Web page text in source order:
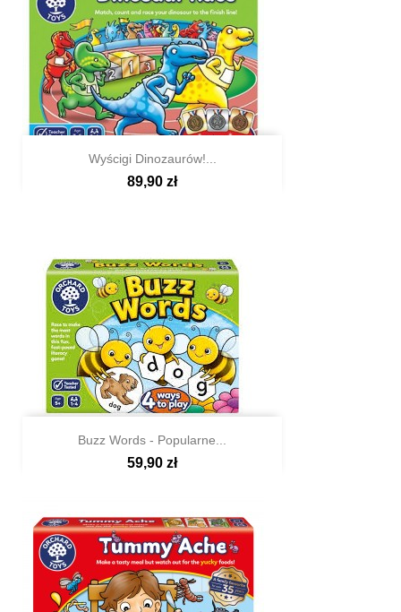
Szybki podgląd
Wyścigi Dinozaurów!...
89,90 zł
Szybki podgląd
Buzz Words - Popularne...
59,90 zł